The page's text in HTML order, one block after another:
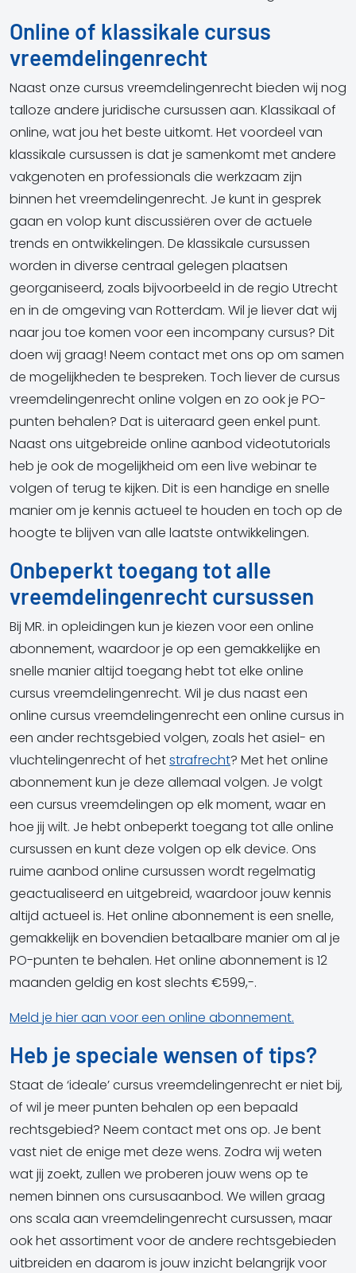
Online of klassikale cursus
vreemdelingenrecht
Naast onze cursus vreemdelingenrecht bieden wij nog
talloze andere juridische cursussen aan. Klassikaal of
online, wat jou het beste uitkomt. Het voordeel van
klassikale cursussen is dat je samenkomt met andere
vakgenoten en professionals die werkzaam zijn
binnen het vreemdelingenrecht. Je kunt in gesprek
gaan en volop kunt discussiëren over de actuele
trends en ontwikkelingen. De klassikale cursussen
worden in diverse centraal gelegen plaatsen
georganiseerd, zoals bijvoorbeeld in de regio Utrecht
en in de omgeving van Rotterdam. Wil je liever dat wij
naar jou toe komen voor een incompany cursus? Dit
doen wij graag! Neem contact met ons op om samen
de mogelijkheden te bespreken. Toch liever de cursus
vreemdelingenrecht online volgen en zo ook je PO-
punten behalen? Dat is uiteraard geen enkel punt.
Naast ons uitgebreide online aanbod videotutorials
heb je ook de mogelijkheid om een live webinar te
volgen of terug te kijken. Dit is een handige en snelle
manier om je kennis actueel te houden en toch op de
hoogte te blijven van alle laatste ontwikkelingen.
Onbeperkt toegang tot alle
vreemdelingenrecht cursussen
Bij MR. in opleidingen kun je kiezen voor een online
abonnement, waardoor je op een gemakkelijke en
snelle manier altijd toegang hebt tot elke online
cursus vreemdelingenrecht. Wil je dus naast een
online cursus vreemdelingenrecht een online cursus in
een ander rechtsgebied volgen, zoals het asiel- en
vluchtelingenrecht of hetstrafrecht? Met het online
abonnement kun je deze allemaal volgen. Je volgt
een cursus vreemdelingen op elk moment, waar en
hoe jij wilt. Je hebt onbeperkt toegang tot alle online
cursussen en kunt deze volgen op elk device. Ons
ruime aanbod online cursussen wordt regelmatig
geactualiseerd en uitgebreid, waardoor jouw kennis
altijd actueel is. Het online abonnement is een snelle,
gemakkelijk en bovendien betaalbare manier om al je
PO-punten te behalen. Het online abonnement is 12
maanden geldig en kost slechts €599,-.
Meld je hier aan voor een online abonnement.
Heb je speciale wensen of tips?
Staat de ‘ideale’ cursus vreemdelingenrecht er niet bij,
of wil je meer punten behalen op een bepaald
rechtsgebied? Neem contact met ons op. Je bent
vast niet de enige met deze wens. Zodra wij weten
wat jij zoekt, zullen we proberen jouw wens op te
nemen binnen ons cursusaanbod. We willen graag
ons scala aan vreemdelingenrecht cursussen, maar
ook het assortiment voor de andere rechtsgebieden
uitbreiden en daarom is jouw inzicht belangrijk voor